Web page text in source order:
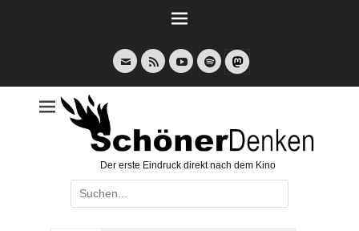
E-
Mail
Feed YouTubeSpotify
Der erste Eindruck direkt nach dem Kino
Suche
nach: